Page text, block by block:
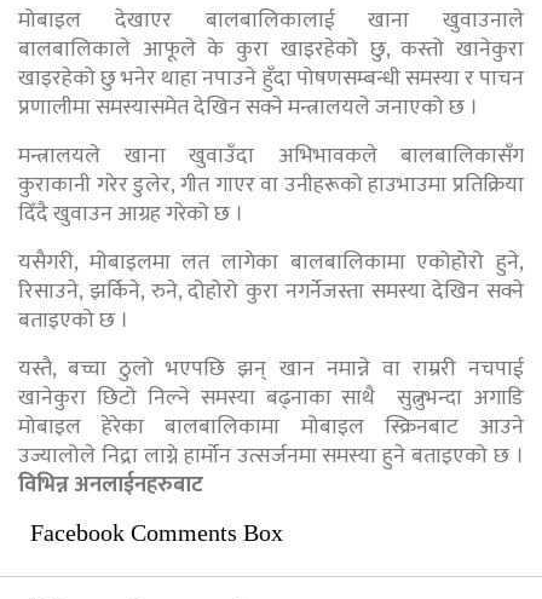
मोबाइल देखाएर बालबालिकालाई खाना खुवाउनाले
बालबालिकाले आफूले के कुरा खाइरहेको छु, कस्तो खानेकुरा
खाइरहेको छु भनेर थाहा नपाउने हुँदा पोषणसम्बन्धी समस्या र पाचन
प्रणालीमा समस्यासमेत देखिन सक्ने मन्त्रालयले जनाएको छ ।
मन्त्रालयले खाना खुवाउँदा अभिभावकले बालबालिकासँग
कुराकानी गरेर डुलेर, गीत गाएर वा उनीहरूको हाउभाउमा प्रतिक्रिया
दिँदै खुवाउन आग्रह गरेको छ ।
यसैगरी, मोबाइलमा लत लागेका बालबालिकामा एकोहोरो हुने,
रिसाउने, झर्किने, रुने, दोहोरो कुरा नगर्नेजस्ता समस्या देखिन सक्ने
बताइएको छ ।
यस्तै, बच्चा ठुलो भएपछि झन् खान नमान्ने वा राम्ररी नचपाई
खानेकुरा छिटो निल्ने समस्या बढ्नाका साथै सुत्नुभन्दा अगाडि
मोबाइल हेरेका बालबालिकामा मोबाइल स्क्रिनबाट आउने
उज्यालोले निद्रा लाग्ने हार्मोन उत्सर्जनमा समस्या हुने बताइएको छ ।
विभिन्न अनलाईनहरुबाट
Facebook Comments Box